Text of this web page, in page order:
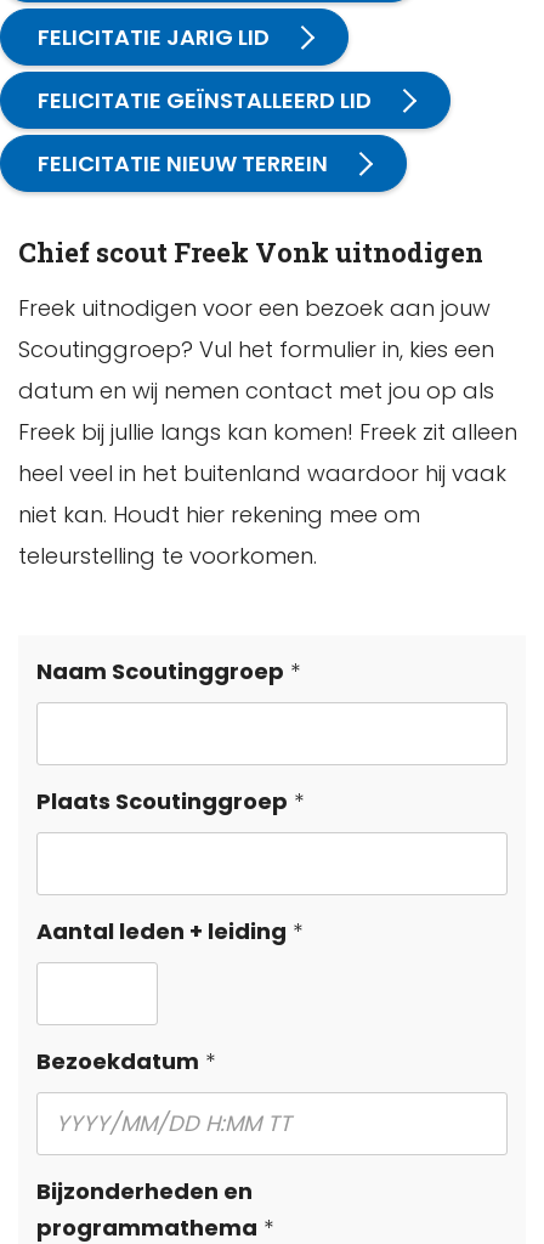
FELICITATIE JARIG LID
FELICITATIE GEÏNSTALLEERD LID
FELICITATIE NIEUW TERREIN
Chief scout Freek Vonk uitnodigen
Freek uitnodigen voor een bezoek aan jouw
Scoutinggroep? Vul het formulier in, kies een
datum en wij nemen contact met jou op als
Freek bij jullie langs kan komen! Freek zit alleen
heel veel in het buitenland waardoor hij vaak
niet kan. Houdt hier rekening mee om
teleurstelling te voorkomen.
Leave
this
Naam Scoutinggroep
Plaats Scoutinggroep
Aantal leden + leiding
Bezoekdatum
Bijzonderheden en
programmathema